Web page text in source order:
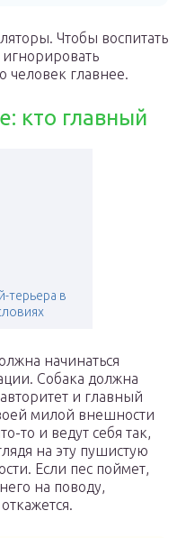
Чтобы воспитать
человек главнее.
кто главный
терьера в
начинаться
Собака должна
и главный
милой внешности
то и ведут себя так,
на эту пушистую
Если пес поймет,
на поводу,